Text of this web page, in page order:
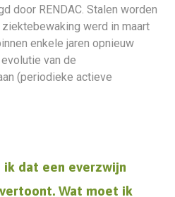
door RENDAC. Stalen worden
werd in maart
enkele jaren opnieuw
van de
(periodieke actieve
dat een everzwijn
Wat moet ik